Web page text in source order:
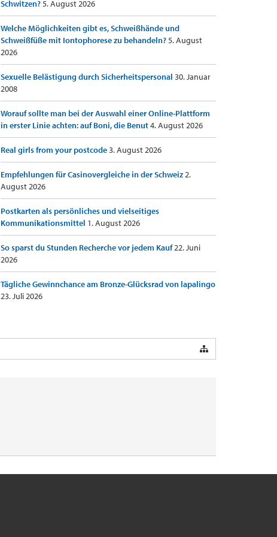
Schwitzen?5. August 2026
Welche Möglichkeiten gibt es, Schweißhände und
Schweißfüße mit Iontophorese zu behandeln?5. August
2026
Sexuelle Belästigung durch Sicherheitspersonal 30. Januar
2008
Worauf sollte man bei der Auswahl einer Online-Plattform
in erster Linie achten: auf Boni, die Benut4. August 2026
Real girls from your postcode3. August 2026
Empfehlungen für Casinovergleiche in der Schweiz2.
August 2026
Postkarten als persönliches und vielseitiges
Kommunikationsmittel 1. August 2026
So sparst du Stunden Recherche vor jedem Kauf22. Juni
2026
Tägliche Gewinnchance am Bronze-Glücksrad von lapalingo
23. Juli 2026